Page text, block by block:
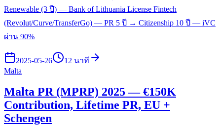
Renewable (3 ปี) — Bank of Lithuania License Fintech
(Revolut/Curve/TransferGo) — PR 5 ปี → Citizenship 10 ปี — iVC
ผ่าน 90%
2025-05-26
12 นาที
Malta
Malta PR (MPRP) 2025 — €150K
Contribution, Lifetime PR, EU +
Schengen